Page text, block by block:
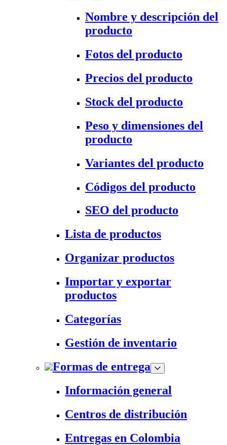
Nombre y descripción del
producto
Fotos del producto
Precios del producto
Stock del producto
Peso y dimensiones del
producto
Variantes del producto
Códigos del producto
SEO del producto
Lista de productos
Organizar productos
Importar y exportar
productos
Categorías
Gestión de inventario
Formas de entrega
Información general
Centros de distribución
Entregas en Colombia